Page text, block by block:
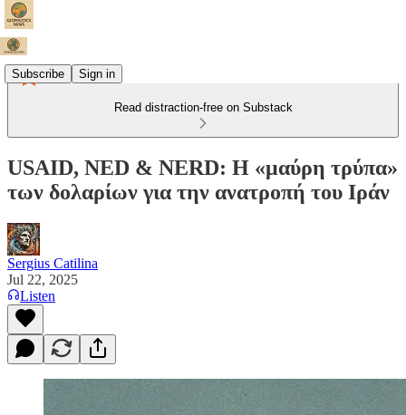
Subscribe Sign in
Read distraction-free on Substack
USAID, NED & NERD: Η «μαύρη τρύπα»
των δολαρίων για την ανατροπή του Ιράν
Sergius Catilina
Jul 22, 2025
Listen